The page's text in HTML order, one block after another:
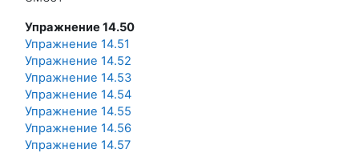
Упражнение 14.50
Упражнение 14.51
Упражнение 14.52
Упражнение 14.53
Упражнение 14.54
Упражнение 14.55
Упражнение 14.56
Упражнение 14.57